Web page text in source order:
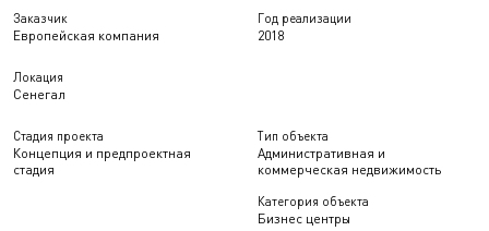
Заказчик
Европейская компания
Год реализации
2018
Локация
Сенегал
Стадия проекта
Концепция и предпроектная
стадия
Тип объекта
Административная и
коммерческая недвижимость
Категория объекта
Бизнес центры